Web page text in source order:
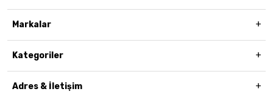
Markalar
Kategoriler
Adres & İletişim